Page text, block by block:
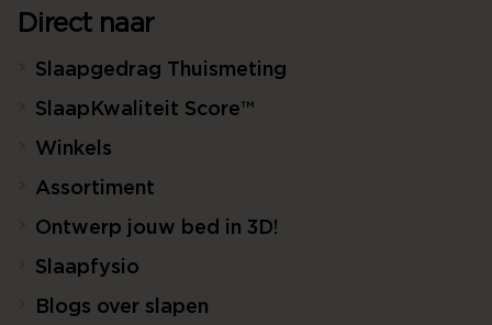
Direct naar
Slaapgedrag Thuismeting
SlaapKwaliteit Score™
Winkels
Assortiment
Ontwerp jouw bed in 3D!
Slaapfysio
Blogs over slapen